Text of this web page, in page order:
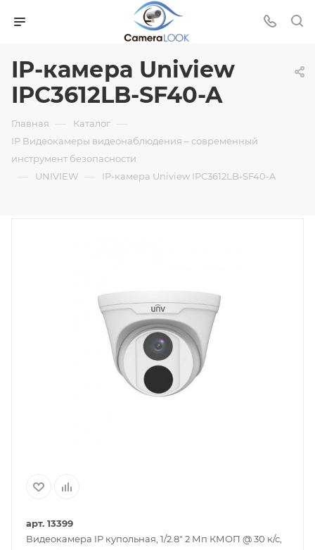
IP-камера Uniview
IPC3612LB-SF40-A
Главная — Каталог —
IP Видеокамеры видеонаблюдения – современный
инструмент безопасности
— UNIVIEW — IP-камера Uniview IPC3612LB-SF40-A
арт. 13399
Видеокамера IP купольная, 1/2.8" 2 Мп КМОП @ 30 к/с,